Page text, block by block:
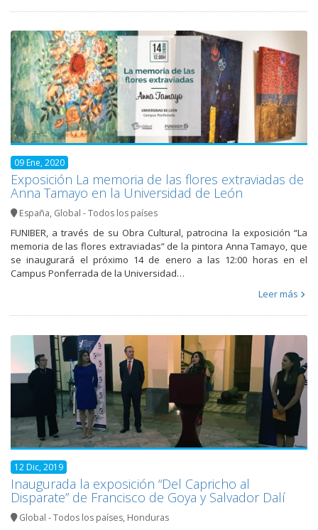
09 Ene, 2020
Exposición La memoria de las flores extraviadas de
Anna Tamayo en la Universidad de León
España, Global - Todos los países
FUNIBER, a través de su Obra Cultural, patrocina la exposición “La
memoria de las flores extraviadas” de la pintora Anna Tamayo, que
se inaugurará el próximo 14 de enero a las 12:00 horas en el
Campus Ponferrada de la Universidad…
Leer más
12 Dic, 2019
Inaugurada la exposición “Del Capricho al
Disparate” de Francisco de Goya y Salvador Dalí
Global - Todos los países, Honduras